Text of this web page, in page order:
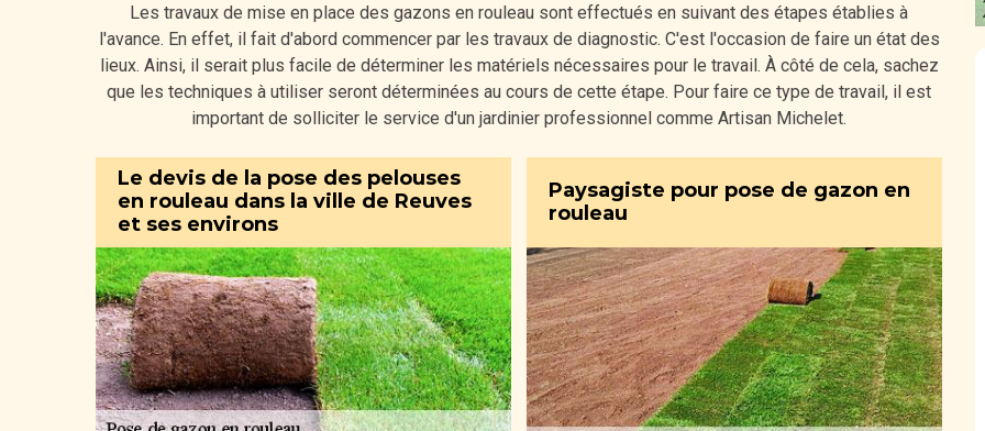
Les travaux de mise en place des gazons en rouleau sont effectués en suivant des étapes établies à
l'avance. En effet, il fait d'abord commencer par les travaux de diagnostic. C'est l'occasion de faire un état des
lieux. Ainsi, il serait plus facile de déterminer les matériels nécessaires pour le travail. À côté de cela, sachez
que les techniques à utiliser seront déterminées au cours de cette étape. Pour faire ce type de travail, il est
important de solliciter le service d'un jardinier professionnel comme Artisan Michelet.
Le devis de la pose des pelouses
en rouleau dans la ville de Reuves
et ses environs
Paysagiste pour pose de gazon en
rouleau